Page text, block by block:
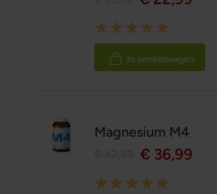
Rating:
100%
In winkelwagen
Magnesium M4
€ 36,99
Rating: